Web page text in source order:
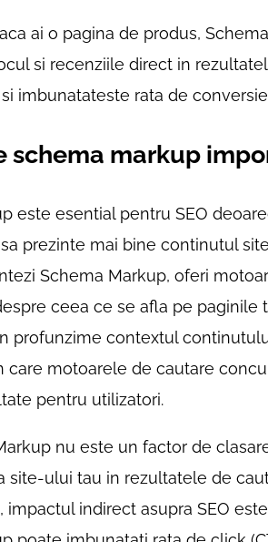
ai o pagina de produs,
si recenziile direct in
imbunatateste rata de
schema markup
este esential pentru SEO
prezinte mai bine continutul
Schema Markup, oferi
ceea ce se afla pe paginile
profunzime contextul
care motoarele de cautare
pentru utilizatori.
nu este un factor de
site-ului tau in rezultatele de
impactul indirect asupra SEO